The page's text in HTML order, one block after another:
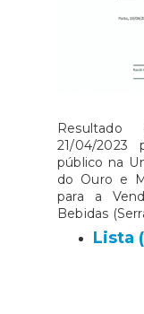
21/04/2023
público na
do Ouro e
para a
Bebidas
Lista